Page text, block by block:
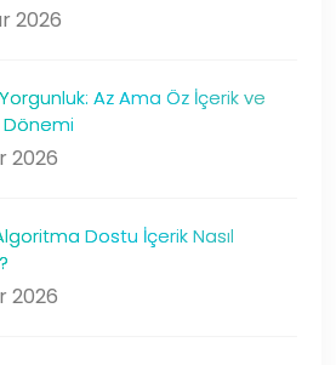
2026
Az Ama Öz İçerik ve
Dönemi
2026
Dostu İçerik Nasıl
2026